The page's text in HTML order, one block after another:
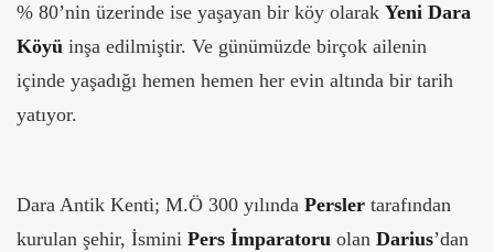
% 80’nin üzerinde ise yaşayan bir köy olarak Yeni Dara
Köyü inşa edilmiştir. Ve günümüzde birçok ailenin
içinde yaşadığı hemen hemen her evin altında bir tarih
yatıyor.
Dara Antik Kenti; M.Ö 300 yılında Persler tarafından
kurulan şehir, İsmini Pers İmparatoru olan Darius’dan